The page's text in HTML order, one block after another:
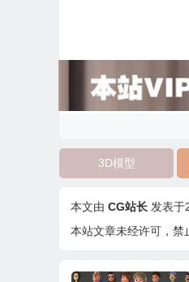
3D模型
本文由 CG站长 发表于
本站文章未经许可，禁